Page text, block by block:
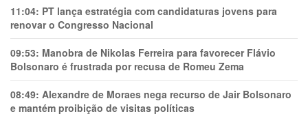
11:04: PT lança estratégia com candidaturas jovens para
renovar o Congresso Nacional
09:53: Manobra de Nikolas Ferreira para favorecer Flávio
Bolsonaro é frustrada por recusa de Romeu Zema
08:49: Alexandre de Moraes nega recurso de Jair Bolsonaro
e mantém proibição de visitas políticas